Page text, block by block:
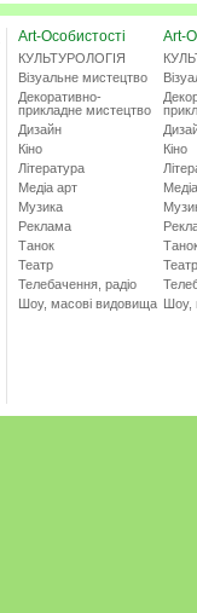
Art-Особистості
КУЛЬТУРОЛОГІЯ
Візуальне мистецтво
Декоративно-
прикладне мистецтво
Дизайн
Кіно
Література
Медіа арт
Музика
Реклама
Танок
Театр
Телебачення, радіо
Шоу, масові видовища
Art-
Кіно
Театр
Шоу,